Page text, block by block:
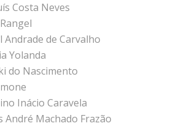
Costa Neves
Andrade de Carvalho
Yolanda
do Nascimento
Inácio Caravela
André Machado Frazão